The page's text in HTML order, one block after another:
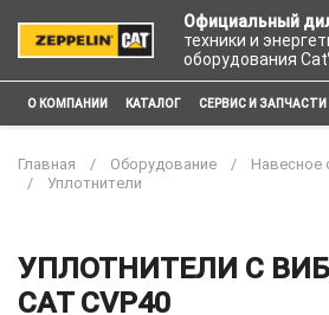
Официальный
техники и
оборудования Cat
О КОМПАНИИ КАТАЛОГ СЕРВИС И ЗАПЧАСТИ
Главная Оборудование
Навесное
Уплотнители
УПЛОТНИТЕЛИ С
CAT CVP40